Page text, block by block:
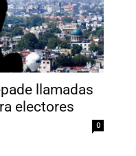
llamadas
electores
0